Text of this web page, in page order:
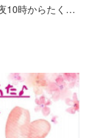
10時からたく…